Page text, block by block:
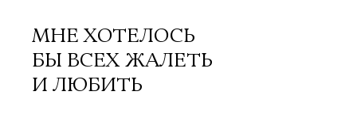
МНЕ ХОТЕЛОСЬ
БЫ ВСЕХ ЖАЛЕТЬ
И ЛЮБИТЬ